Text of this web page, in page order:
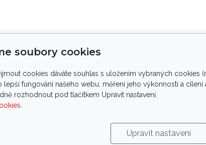
web byl vyvinut ve spolupráci s
soubory cookies
cookies dáváte souhlas s uložením vybraných cookies
lepší fungování našeho webu, měření jeho výkonnosti a
rozhodnout pod tlačítkem Upravit nastavení.
Upravit nastavení